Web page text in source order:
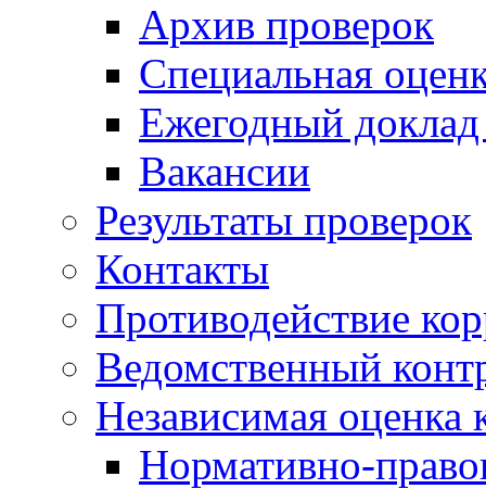
Архив проверок
Специальная
Ежегодный
Вакансии
Результаты проверок
Контакты
Противодействие
Ведомственный
Независимая оценка
Нормативно-